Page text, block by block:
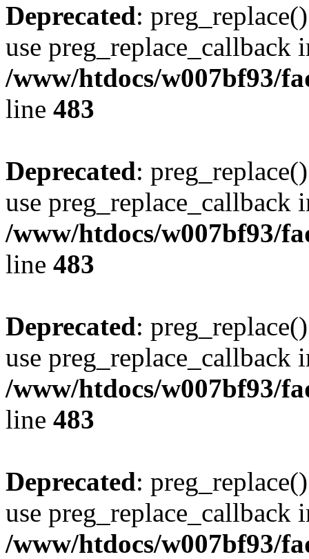
Deprecated:
use preg_replace_callback
/www/htdocs/w007bf93/
line 483
Deprecated:
use preg_replace_callback
/www/htdocs/w007bf93/
line 483
Deprecated:
use preg_replace_callback
/www/htdocs/w007bf93/
line 483
Deprecated:
use preg_replace_callback
/www/htdocs/w007bf93/